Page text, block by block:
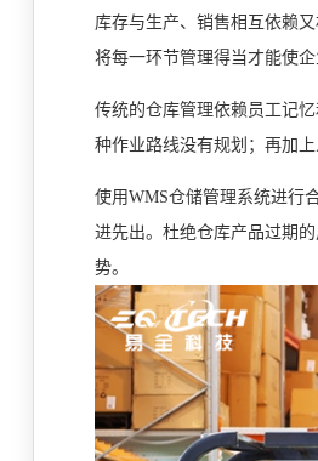
库存与生产、销售相互依赖
将每一环节管理得当才能使
传统的仓库管理依赖员工记
种作业路线没有规划；再加
使用WMS仓储管理系统进行
进先出。杜绝仓库产品过期
势。